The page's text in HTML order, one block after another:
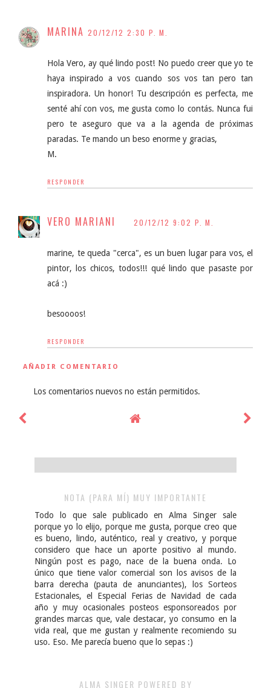
MARINA 20/12/12 2:30 P. M.
Hola Vero, ay qué lindo post! No puedo creer que yo te
haya inspirado a vos cuando sos vos tan pero tan
inspiradora. Un honor! Tu descripción es perfecta, me
senté ahí con vos, me gusta como lo contás. Nunca fui
pero te aseguro que va a la agenda de próximas
paradas. Te mando un beso enorme y gracias,
M.
RESPONDER
VERO MARIANI 20/12/12 9:02 P. M.
marine, te queda "cerca", es un buen lugar para vos, el
pintor, los chicos, todos!!! qué lindo que pasaste por
acá :)
besoooos!
RESPONDER
AÑADIR COMENTARIO
Los comentarios nuevos no están permitidos.
NOTA (PARA MÍ) MUY IMPORTANTE
Todo lo que sale publicado en Alma Singer sale
porque yo lo elijo, porque me gusta, porque creo que
es bueno, lindo, auténtico, real y creativo, y porque
considero que hace un aporte positivo al mundo.
Ningún post es pago, nace de la buena onda. Lo
único que tiene valor comercial son los avisos de la
barra derecha (pauta de anunciantes), los Sorteos
Estacionales, el Especial Ferias de Navidad de cada
año y muy ocasionales posteos esponsoreados por
grandes marcas que, vale destacar, yo consumo en la
vida real, que me gustan y realmente recomiendo su
uso. Eso. Me parecía bueno que lo sepas :)
ALMA SINGER POWERED BY